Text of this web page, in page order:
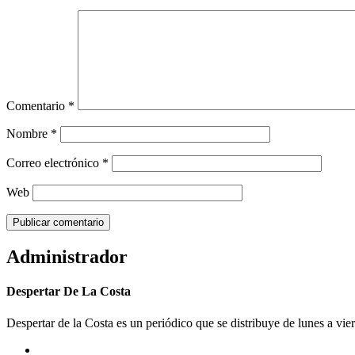
Comentario *
Nombre *
Correo electrónico *
Web
Administrador
Despertar De La Costa
Despertar de la Costa es un periódico que se distribuye de lunes a